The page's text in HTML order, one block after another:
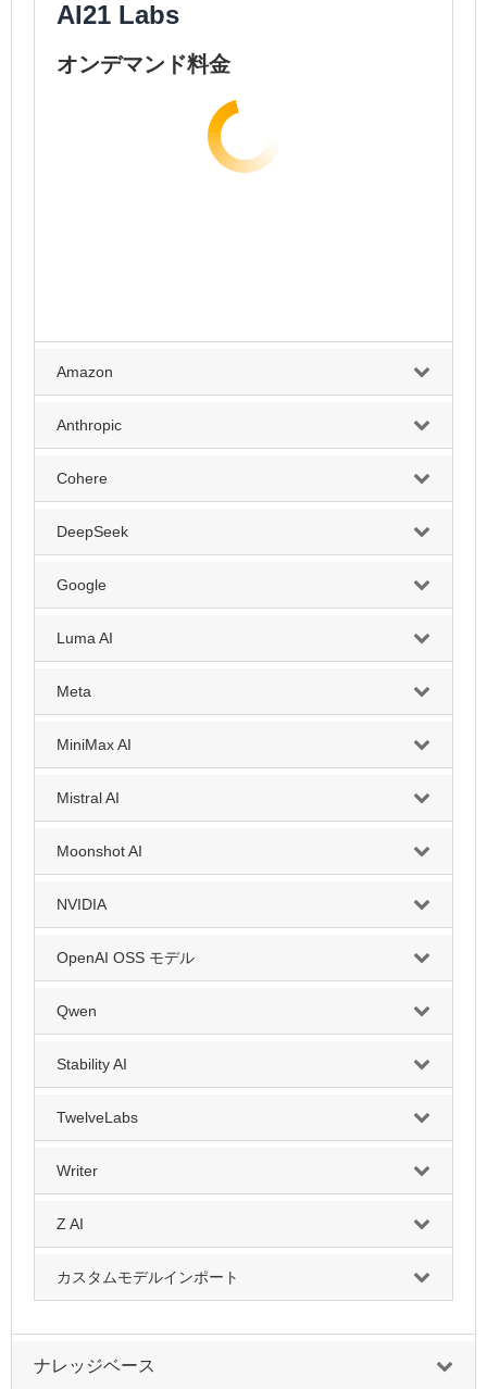
AI21 Labs
オンデマンド料金
Amazon
Anthropic
Cohere
DeepSeek
Google
Luma AI
Meta
MiniMax AI
Mistral AI
Moonshot AI
NVIDIA
OpenAI OSS モデル
Qwen
Stability AI
TwelveLabs
Writer
Z AI
カスタムモデルインポート
ナレッジベース